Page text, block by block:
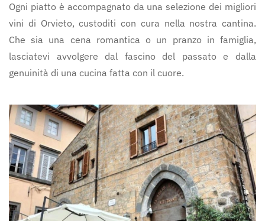
Ogni piatto è accompagnato da una selezione dei migliori
vini di Orvieto, custoditi con cura nella nostra cantina.
Che sia una cena romantica o un pranzo in famiglia,
lasciatevi avvolgere dal fascino del passato e dalla
genuinità di una cucina fatta con il cuore.